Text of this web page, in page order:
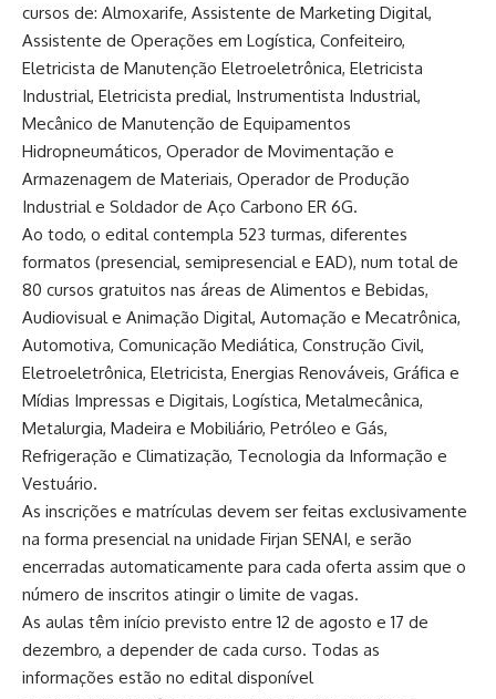
cursos de: Almoxarife, Assistente de Marketing Digital,
Assistente de Operações em Logística, Confeiteiro,
Eletricista de Manutenção Eletroeletrônica, Eletricista
Industrial, Eletricista predial, Instrumentista Industrial,
Mecânico de Manutenção de Equipamentos
Hidropneumáticos, Operador de Movimentação e
Armazenagem de Materiais, Operador de Produção
Industrial e Soldador de Aço Carbono ER 6G.
Ao todo, o edital contempla 523 turmas, diferentes
formatos (presencial, semipresencial e EAD), num total de
80 cursos gratuitos nas áreas de Alimentos e Bebidas,
Audiovisual e Animação Digital, Automação e Mecatrônica,
Automotiva, Comunicação Mediática, Construção Civil,
Eletroeletrônica, Eletricista, Energias Renováveis, Gráfica e
Mídias Impressas e Digitais, Logística, Metalmecânica,
Metalurgia, Madeira e Mobiliário, Petróleo e Gás,
Refrigeração e Climatização, Tecnologia da Informação e
Vestuário.
As inscrições e matrículas devem ser feitas exclusivamente
na forma presencial na unidade Firjan SENAI, e serão
encerradas automaticamente para cada oferta assim que o
número de inscritos atingir o limite de vagas.
As aulas têm início previsto entre 12 de agosto e 17 de
dezembro, a depender de cada curso. Todas as
informações estão no edital disponível